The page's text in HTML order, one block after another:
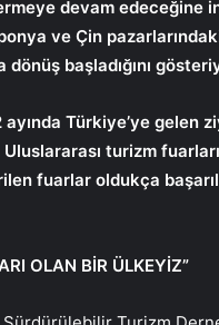
devam edeceğine
ve Çin
dönüş başladığını
ayında Türkiye’ye gelen
turizm
fuarlar oldukça
OLAN BİR ÜLKEYİZ”